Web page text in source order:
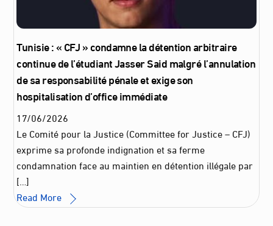
Tunisie : « CFJ » condamne la détention arbitraire
continue de l’étudiant Jasser Said malgré l’annulation
de sa responsabilité pénale et exige son
hospitalisation d’office immédiate
17/06/2026
Le Comité pour la Justice (Committee for Justice – CFJ)
exprime sa profonde indignation et sa ferme
condamnation face au maintien en détention illégale par
[…]
Read More